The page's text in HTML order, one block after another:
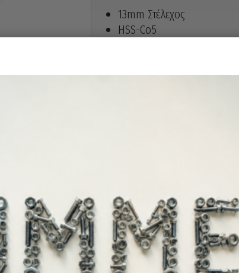
13mm Στέλεχος
HSS-Co5
Ωφέλιμο μήκος : 125mm